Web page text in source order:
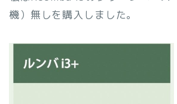
機）無しを購入しました。